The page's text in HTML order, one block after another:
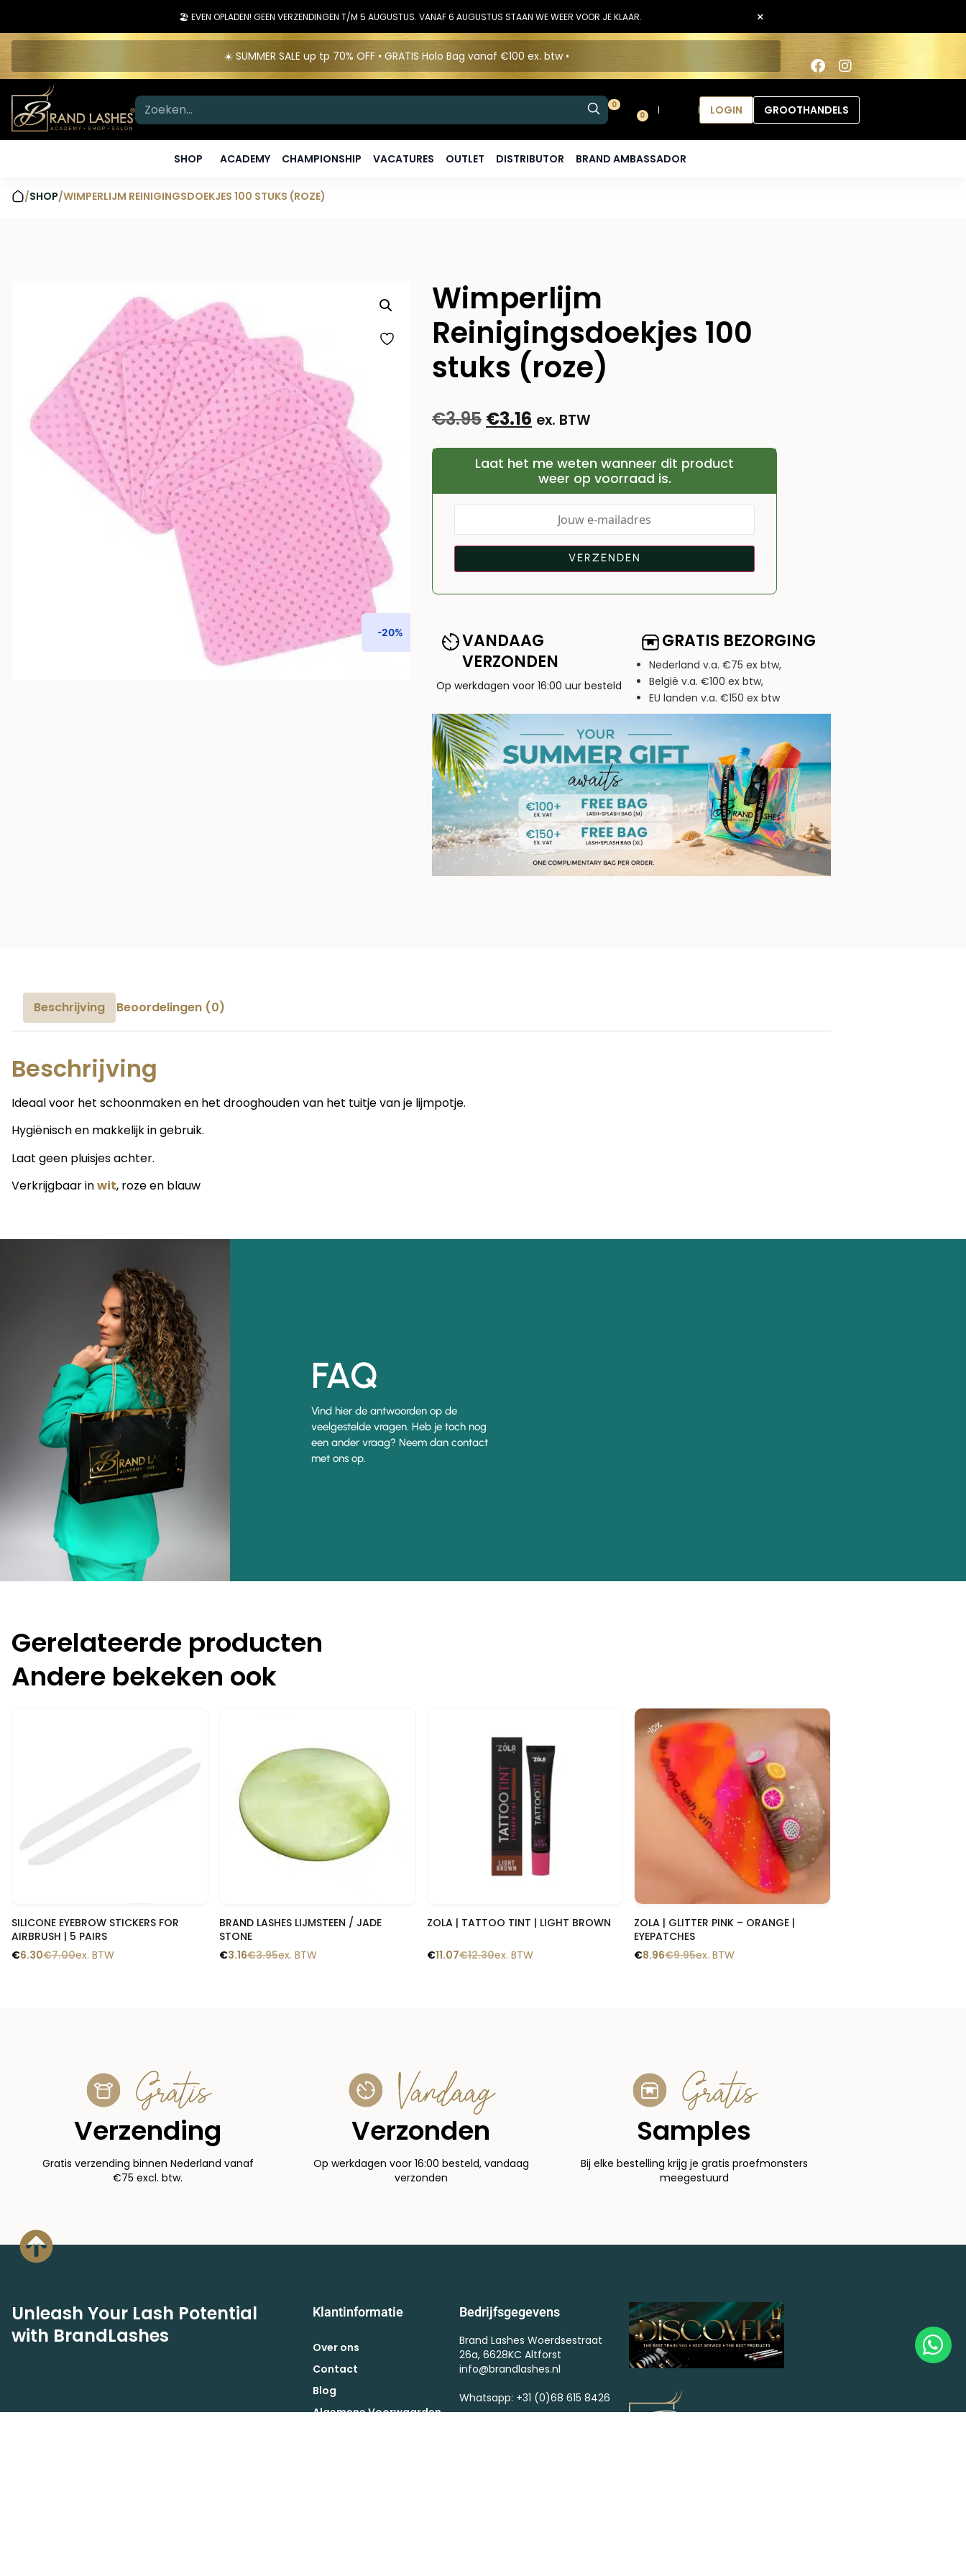
🏖️ EVEN OPLADEN! GEEN VERZENDINGEN T/M 5 AUGUSTUS. VANAF 6 AUGUSTUS STAAN WE WEER VOOR JE KLAAR. ×
☀️ SUMMER SALE up tp 70% OFF • GRATIS Holo Bag vanaf €100 ex. btw •
0
0
LOGIN GROOTHANDELS
SHOP ACADEMY CHAMPIONSHIP VACATURES OUTLET DISTRIBUTOR BRAND AMBASSADOR
/SHOP/WIMPERLIJM REINIGINGSDOEKJES 100 STUKS (ROZE)
-20%
Wimperlijm
Reinigingsdoekjes 100
stuks (roze)
€3.95 €3.16 ex. BTW
Laat het me weten wanneer dit product
weer op voorraad is.
VANDAAG
VERZONDEN
Op werkdagen voor 16:00 uur besteld
GRATIS BEZORGING
Nederland v.a. €75 ex btw,
België v.a. €100 ex btw,
EU landen v.a. €150 ex btw
Beschrijving Beoordelingen (0)
Beschrijving
Ideaal voor het schoonmaken en het drooghouden van het tuitje van je lijmpotje.
Hygiënisch en makkelijk in gebruik.
Laat geen pluisjes achter.
Verkrijgbaar inwit, roze en blauw
FAQ
Vind hier de antwoorden op de
veelgestelde vragen. Heb je toch nog
een ander vraag? Neem dan contact
met ons op.
Gerelateerde producten
Andere bekeken ook
Snelle blik
SILICONE EYEBROW STICKERS FOR
AIRBRUSH | 5 PAIRS
€7.00
€6.30 ex. BTW
Snelle blik
BRAND LASHES LIJMSTEEN / JADE
STONE
€3.95
€3.16 ex. BTW
Snelle blik
ZOLA | TATTOO TINT | LIGHT BROWN
€12.30
€11.07 ex. BTW
-10%
Snelle blik
ZOLA | GLITTER PINK – ORANGE |
EYEPATCHES
€9.95
€8.96 ex. BTW
Gratis
Verzending
Gratis verzending binnen Nederland vanaf
€75 excl. btw.
Vandaag
Verzonden
Op werkdagen voor 16:00 besteld, vandaag
verzonden
Gratis
Samples
Bij elke bestelling krijg je gratis proefmonsters
meegestuurd
Unleash Your Lash Potential
with BrandLashes
Klantinformatie
Over ons
Contact
Blog
Algemene Voorwaarden
Bedrijfsgegevens
Brand Lashes Woerdsestraat
26a, 6628KC Altforst
info@brandlashes.nl
Whatsapp: +31 (0)68 615 8426